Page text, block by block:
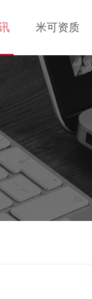
米可资质